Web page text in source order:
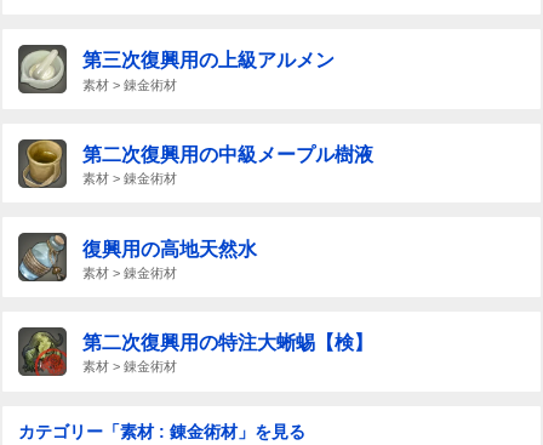
第三次復興用の上級アルメン
素材 > 錬金術材
第二次復興用の中級メープル樹液
素材 > 錬金術材
復興用の高地天然水
素材 > 錬金術材
第二次復興用の特注大蜥蜴【検】
素材 > 錬金術材
カテゴリー「素材 : 錬金術材」を見る